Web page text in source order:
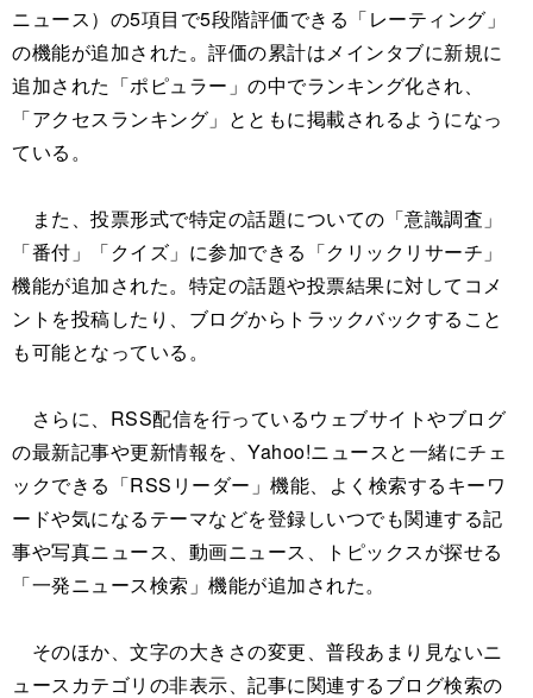
ニュース）の5項目で5段階評価できる「レーティング」
の機能が追加された。評価の累計はメインタブに新規に
追加された「ポピュラー」の中でランキング化され、
「アクセスランキング」とともに掲載されるようになっ
ている。
また、投票形式で特定の話題についての「意識調査」
「番付」「クイズ」に参加できる「クリックリサーチ」
機能が追加された。特定の話題や投票結果に対してコメ
ントを投稿したり、ブログからトラックバックすること
も可能となっている。
さらに、RSS配信を行っているウェブサイトやブログ
の最新記事や更新情報を、Yahoo!ニュースと一緒にチェ
ックできる「RSSリーダー」機能、よく検索するキーワ
ードや気になるテーマなどを登録しいつでも関連する記
事や写真ニュース、動画ニュース、トピックスが探せる
「一発ニュース検索」機能が追加された。
そのほか、文字の大きさの変更、普段あまり見ないニ
ュースカテゴリの非表示、記事に関連するブログ検索の